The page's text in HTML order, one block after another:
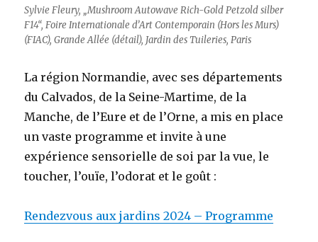
Sylvie Fleury, „Mushroom Autowave Rich-Gold Petzold silber
F14“, Foire Internationale d’Art Contemporain (Hors les Murs)
(FIAC), Grande Allée (détail), Jardin des Tuileries, Paris
La région Normandie, avec ses départements
du Calvados, de la Seine-Martime, de la
Manche, de l’Eure et de l’Orne, a mis en place
un vaste programme et invite à une
expérience sensorielle de soi par la vue, le
toucher, l’ouïe, l’odorat et le goût :
Rendezvous aux jardins 2024 – Programme